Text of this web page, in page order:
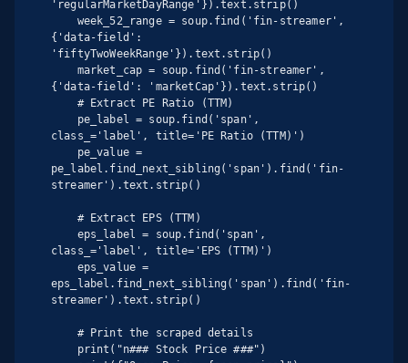
'regularMarketDayRange'}).text.strip()
{'data-field':
'fiftyTwoWeekRange'}).text.strip()
{'data-field': 'marketCap'}).text.strip()
class_='label', title='PE Ratio (TTM)')
pe_label.find_next_sibling('span').find('fin-
streamer').text.strip()
class_='label', title='EPS (TTM)')
eps_label.find_next_sibling('span').find('fin-
streamer').text.strip()